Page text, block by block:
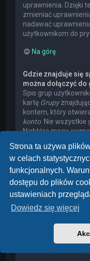
Strona ta używa
w celach
funkcjonalnych.
dostępu do plików
ustawieniach
Dowiedz się więcej
uprawnienia. Dzięki
zmieniać
nadawać
użytkownikom do
Na górę
Gdzie znajduje się
można dołączyć do
Spis grup
kartę Grupy
kontem, który
konto. Nie wszystkie
Niektóre mogą
mogą mieć ukrytych
poprosić o przyjęcie
odpowiedni przycisk.
wymaga akceptacji
zostać
poprosić
chce on dołączyć
pytaniami –
Na górę